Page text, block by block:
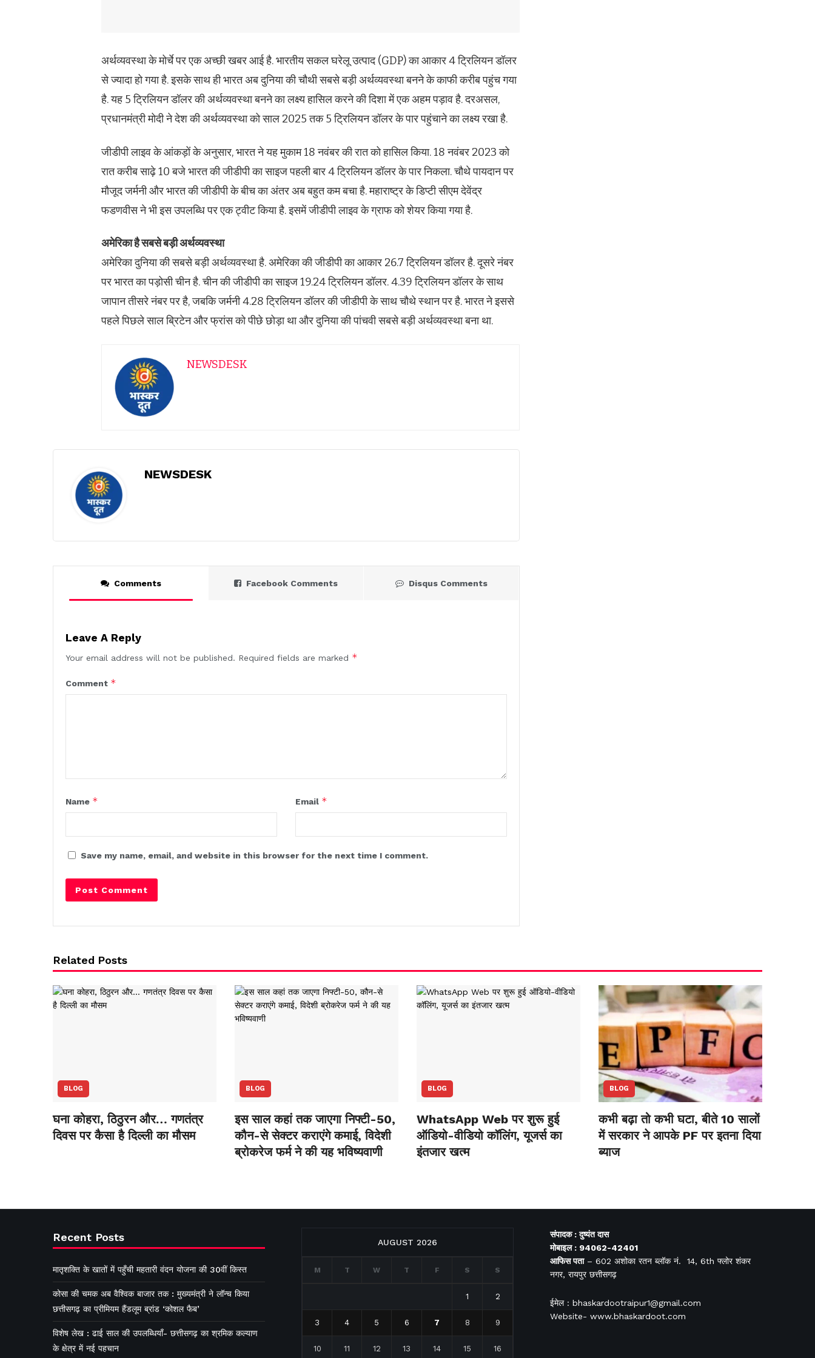
अर्थव्‍यवस्‍था के मोर्चे पर एक अच्‍छी खबर आई है. भारतीय सकल घरेलू उत्‍पाद (GDP) का आकार 4 ट्रिलियन डॉलर
से ज्‍यादा हो गया है. इसके साथ ही भारत अब दुनिया की चौथी सबसे बड़ी अर्थव्यवस्था बनने के काफी करीब पहुंच गया
है. यह 5 ट्रिलियन डॉलर की अर्थव्यवस्था बनने का लक्ष्य हासिल करने की दिशा में एक अहम पड़ाव है. दरअसल,
प्रधानमंत्री मोदी ने देश की अर्थव्यवस्था को साल 2025 तक 5 ट्रिलियन डॉलर के पार पहुंचाने का लक्ष्य रखा है.
जीडीपी लाइव के आंकड़ों के अनुसार, भारत ने यह मुकाम 18 नवंबर की रात को हासिल किया. 18 नवंबर 2023 को
रात करीब साढ़े 10 बजे भारत की जीडीपी का साइज पहली बार 4 ट्रिलियन डॉलर के पार निकला. चौथे पायदान पर
मौजूद जर्मनी और भारत की जीडीपी के बीच का अंतर अब बहुत कम बचा है. महाराष्ट्र के डिप्टी सीएम देवेंद्र
फडणवीस ने भी इस उपलब्धि पर एक ट्वीट किया है. इसमें जीडीपी लाइव के ग्राफ को शेयर किया गया है.
अमेरिका है सबसे बड़ी अर्थव्‍यवस्‍था
अमेरिका दुनिया की सबसे बड़ी अर्थव्यवस्था है. अमेरिका की जीडीपी का आकार 26.7 ट्रिलियन डॉलर है. दूसरे नंबर
पर भारत का पड़ोसी चीन है. चीन की जीडीपी का साइज 19.24 ट्रिलियन डॉलर. 4.39 ट्रिलियन डॉलर के साथ
जापान तीसरे नंबर पर है, जबकि जर्मनी 4.28 ट्रिलियन डॉलर की जीडीपी के साथ चौथे स्थान पर है. भारत ने इससे
पहले पिछले साल ब्रिटेन और फ्रांस को पीछे छोड़ा था और दुनिया की पांचवी सबसे बड़ी अर्थव्यवस्था बना था.
NEWSDESK
NEWSDESK
Comments Facebook Comments Disqus Comments
Leave A Reply
Your email address will not be published. Required fields are marked *
Comment *
Name * Email *
Save my name, email, and website in this browser for the next time I comment.
Related Posts
BLOG
घना कोहरा, ठिठुरन और… गणतंत्र
दिवस पर कैसा है दिल्ली का मौसम
BLOG
इस साल कहां तक जाएगा निफ्टी-50,
कौन-से सेक्‍टर कराएंगे कमाई, विदेशी
ब्रोकरेज फर्म ने की यह भविष्‍यवाणी
BLOG
WhatsApp Web पर शुरू हुई
ऑडियो-वीडियो कॉलिंग, यूजर्स का
इंतजार खत्म
BLOG
कभी बढ़ा तो कभी घटा, बीते 10 सालों
में सरकार ने आपके PF पर इतना दिया
ब्याज
Recent Posts
मातृशक्ति के खातों में पहुँची महतारी वंदन योजना की 30वीं किस्त
कोसा की चमक अब वैश्विक बाजार तक : मुख्यमंत्री ने लॉन्च किया
छत्तीसगढ़ का प्रीमियम हैंडलूम ब्रांड ‘कोशल फैब’
विशेष लेख : ढाई साल की उपलब्धियाँ- छत्तीसगढ़ का श्रमिक कल्याण
के क्षेत्र में नई पहचान
AUGUST 2026
M T W T F S S
1 2
3 4 5 6 7 8 9
10 11 12 13 14 15 16
संपादक : दुष्यंत दास
मोबाइल : 94062-42401
आफिसपता– 602 अशोका रतन ब्लॉक नं. 14, 6th फ्लोर शंकर
नगर, रायपुर छत्तीसगढ़
ईमेल : bhaskardootraipur1@gmail.com
Website- www.bhaskardoot.com